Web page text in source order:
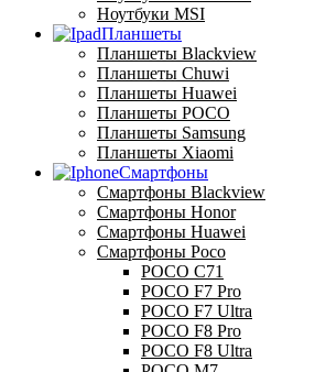
Ноутбуки MSI
Планшеты
Планшеты Blackview
Планшеты Chuwi
Планшеты Huawei
Планшеты POCO
Планшеты Samsung
Планшеты Xiaomi
Смартфоны
Смартфоны Blackview
Смартфоны Honor
Смартфоны Huawei
Смартфоны Poco
POCO C71
POCO F7 Pro
POCO F7 Ultra
POCO F8 Pro
POCO F8 Ultra